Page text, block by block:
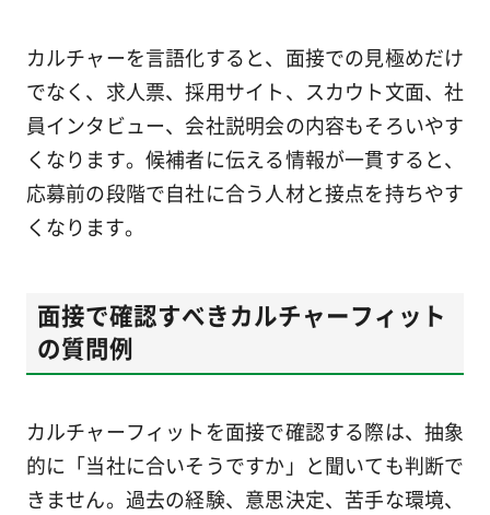
カルチャーを言語化すると、面接での見極めだけ
でなく、求人票、採用サイト、スカウト文面、社
員インタビュー、会社説明会の内容もそろいやす
くなります。候補者に伝える情報が一貫すると、
応募前の段階で自社に合う人材と接点を持ちやす
くなります。
面接で確認すべきカルチャーフィット
の質問例
カルチャーフィットを面接で確認する際は、抽象
的に「当社に合いそうですか」と聞いても判断で
きません。過去の経験、意思決定、苦手な環境、